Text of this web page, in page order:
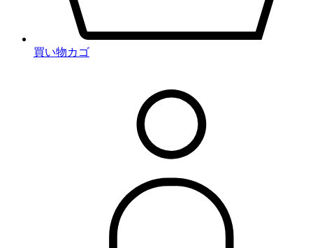
買い物カゴ